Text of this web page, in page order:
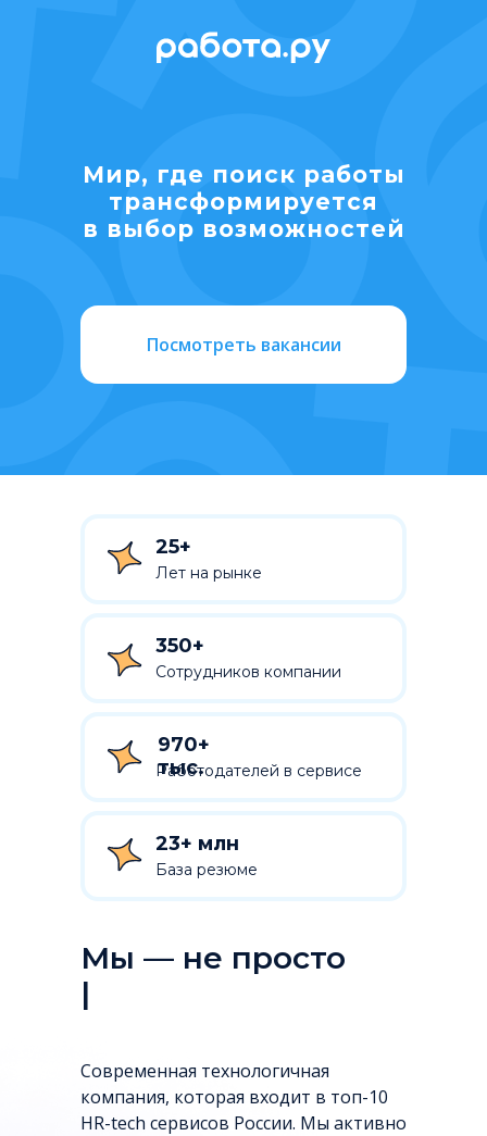
Мир, где поиск работы
транcформируется
в выбор возможностей
Посмотреть вакансии
База резюме
23+ млн
Сотрудников компании
350+
Лет на рынке
25+
Работодателей в сервисе
970+
тыс.
Мы — не просто
|
Cовременная технологичная
компания, которая входит в топ-10
HR-tech сервисов России. Мы активно